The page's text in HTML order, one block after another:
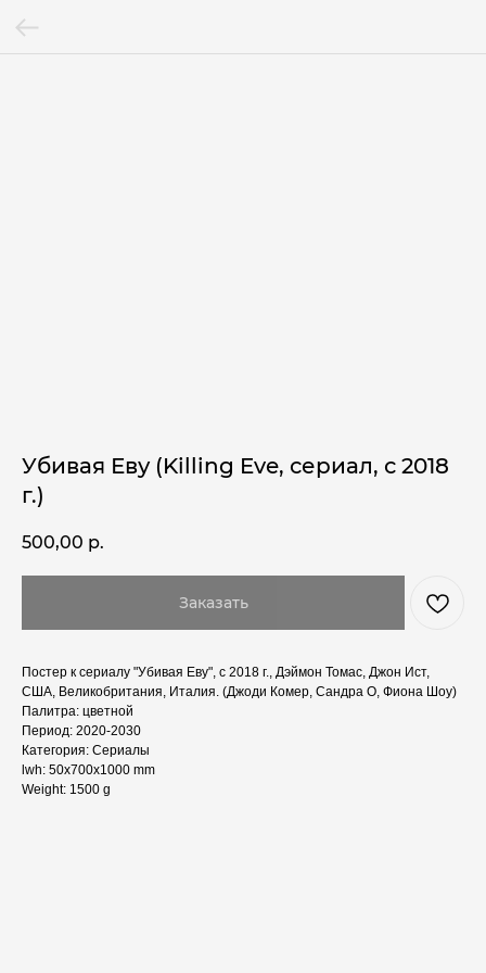
Убивая Еву (Killing Eve, сериал, с 2018
г.)
500,00 р.
Заказать
Постер к сериалу "Убивая Еву", с 2018 г., Дэймон Томас, Джон Ист,
США, Великобритания, Италия. (Джоди Комер, Сандра О, Фиона Шоу)
Палитра: цветной
Период: 2020-2030
Категория: Сериалы
lwh: 50x700x1000 mm
Weight: 1500 g